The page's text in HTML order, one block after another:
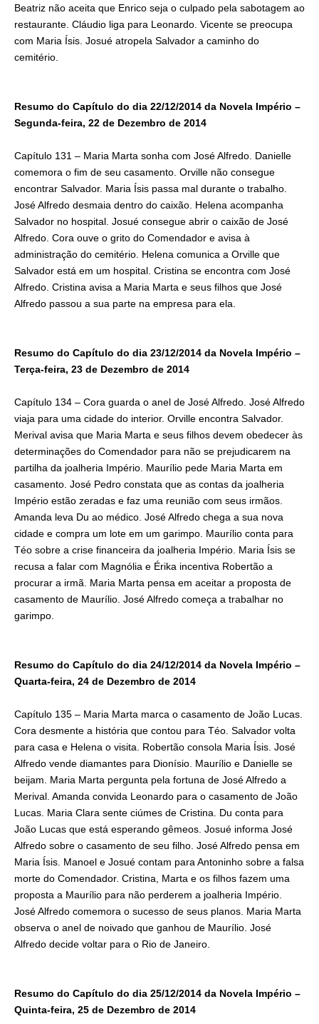
Beatriz não aceita que Enrico seja o culpado pela sabotagem ao
restaurante. Cláudio liga para Leonardo. Vicente se preocupa
com Maria Ísis. Josué atropela Salvador a caminho do
cemitério.
Resumo do Capítulo do dia 22/12/2014 da Novela Império –
Segunda-feira, 22 de Dezembro de 2014
Capítulo 131 – Maria Marta sonha com José Alfredo. Danielle
comemora o fim de seu casamento. Orville não consegue
encontrar Salvador. Maria Ísis passa mal durante o trabalho.
José Alfredo desmaia dentro do caixão. Helena acompanha
Salvador no hospital. Josué consegue abrir o caixão de José
Alfredo. Cora ouve o grito do Comendador e avisa à
administração do cemitério. Helena comunica a Orville que
Salvador está em um hospital. Cristina se encontra com José
Alfredo. Cristina avisa a Maria Marta e seus filhos que José
Alfredo passou a sua parte na empresa para ela.
Resumo do Capítulo do dia 23/12/2014 da Novela Império –
Terça-feira, 23 de Dezembro de 2014
Capítulo 134 – Cora guarda o anel de José Alfredo. José Alfredo
viaja para uma cidade do interior. Orville encontra Salvador.
Merival avisa que Maria Marta e seus filhos devem obedecer às
determinações do Comendador para não se prejudicarem na
partilha da joalheria Império. Maurílio pede Maria Marta em
casamento. José Pedro constata que as contas da joalheria
Império estão zeradas e faz uma reunião com seus irmãos.
Amanda leva Du ao médico. José Alfredo chega a sua nova
cidade e compra um lote em um garimpo. Maurílio conta para
Téo sobre a crise financeira da joalheria Império. Maria Ísis se
recusa a falar com Magnólia e Érika incentiva Robertão a
procurar a irmã. Maria Marta pensa em aceitar a proposta de
casamento de Maurílio. José Alfredo começa a trabalhar no
garimpo.
Resumo do Capítulo do dia 24/12/2014 da Novela Império –
Quarta-feira, 24 de Dezembro de 2014
Capítulo 135 – Maria Marta marca o casamento de João Lucas.
Cora desmente a história que contou para Téo. Salvador volta
para casa e Helena o visita. Robertão consola Maria Ísis. José
Alfredo vende diamantes para Dionísio. Maurílio e Danielle se
beijam. Maria Marta pergunta pela fortuna de José Alfredo a
Merival. Amanda convida Leonardo para o casamento de João
Lucas. Maria Clara sente ciúmes de Cristina. Du conta para
João Lucas que está esperando gêmeos. Josué informa José
Alfredo sobre o casamento de seu filho. José Alfredo pensa em
Maria Ísis. Manoel e Josué contam para Antoninho sobre a falsa
morte do Comendador. Cristina, Marta e os filhos fazem uma
proposta a Maurílio para não perderem a joalheria Império.
José Alfredo comemora o sucesso de seus planos. Maria Marta
observa o anel de noivado que ganhou de Maurílio. José
Alfredo decide voltar para o Rio de Janeiro.
Resumo do Capítulo do dia 25/12/2014 da Novela Império –
Quinta-feira, 25 de Dezembro de 2014